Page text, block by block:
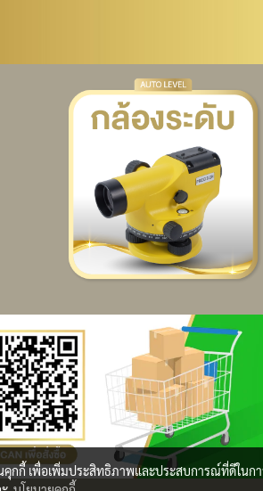
คุกกี้ เพื่อเพิ่มประสิทธิภาพและประสบการณ์ที่ดีในก